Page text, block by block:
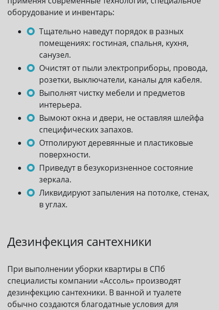
оборудование и инвентарь:
Тщательно наведут порядок в разных
помещениях: гостиная, спальня, кухня,
санузел.
Очистят от пыли электроприборы, провода,
розетки, выключатели, каналы для кабеля.
Выполнят чистку мебели и предметов
интерьера.
Вымоют окна и двери, не оставляя шлейфа
специфических запахов.
Отполируют деревянные и пластиковые
поверхности.
Приведут в безукоризненное состояние
зеркала.
Ликвидируют запыления на потолке, стенах,
в углах.
Дезинфекция сантехники
При выполнении уборки квартиры в СПб
специалисты компании «Ассоль» производят
дезинфекцию сантехники. В ванной и туалете
обычно создаются благодатные условия для